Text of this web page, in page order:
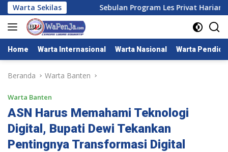
Langsung
ke
konten
Warta Sekilas Sebulan Program Les Privat Harian KKM
Home Warta Internasional Warta Nasional Warta
Beranda Warta Banten
Warta Banten
ASN Harus Memahami Teknologi
Digital, Bupati Dewi Tekankan
Pentingnya Transformasi Digital